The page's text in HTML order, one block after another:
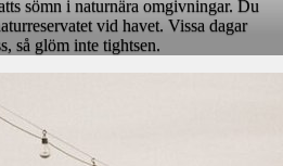
sömn i naturnära omgivningar. Du
vid havet. Vissa dagar
så glöm inte tightsen.